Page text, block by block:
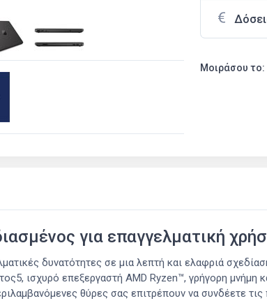
Μοιράσου το:
για επαγγελματική
δυνατότητες σε μια λεπτή και ελαφριά
ισχυρό επεξεργαστή AMD Ryzen™, γρήγορη μνήμη
θύρες σας επιτρέπουν να συνδέετε